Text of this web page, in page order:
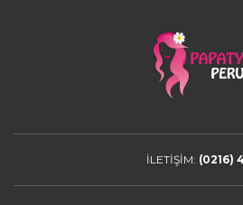
İLETİŞİM: (0216)